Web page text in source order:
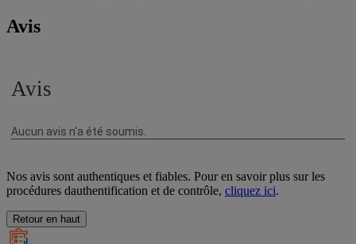
Avis
Nos avis sont authentiques et fiables. Pour en savoir plus sur les
procédures dauthentification et de contrôle, cliquez ici.
Retour en haut